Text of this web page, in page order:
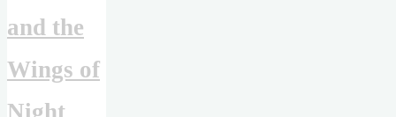
and the
Wings of